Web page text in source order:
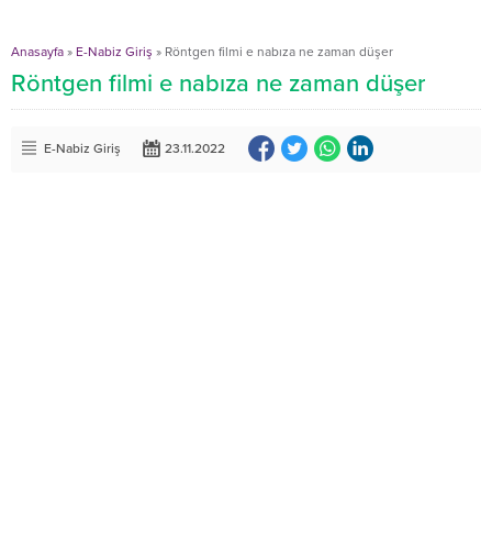
Anasayfa » E-Nabiz Giriş » Röntgen filmi e nabıza ne zaman düşer
Röntgen filmi e nabıza ne zaman düşer
E-Nabiz Giriş 23.11.2022